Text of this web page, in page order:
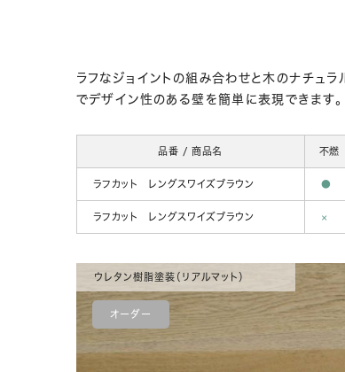
ラフなジョイントの組み合わせと木のナチュ
でデザイン性のある壁を簡単に表現できます。
品番 / 商品名 不燃
ラフカット レングスワイズブラウン ●
ラフカット レングスワイズブラウン
×
ウレタン樹脂塗装（リアルマット）
オーダー